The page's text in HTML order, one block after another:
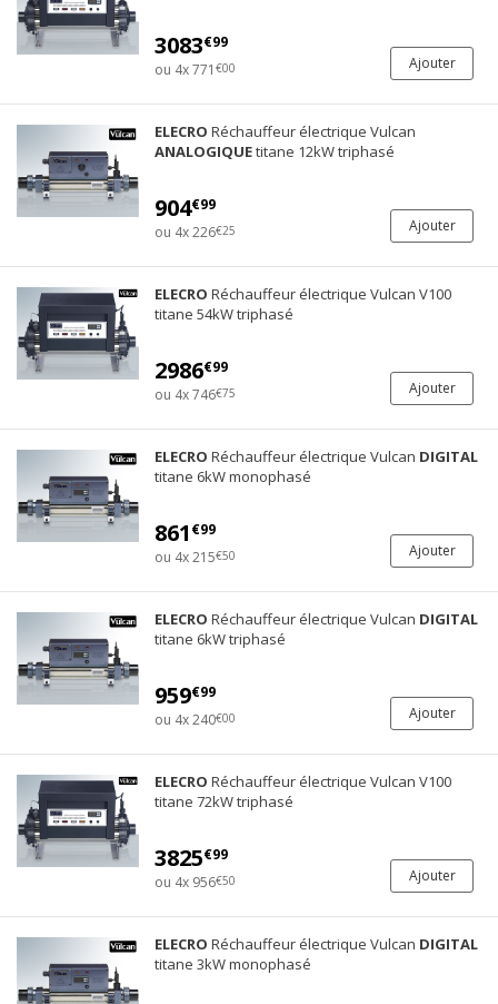
3083€99
ou 4x 771 €00 Ajouter
ELECRO Réchauffeur électrique Vulcan
ANALOGIQUEtitane 12kW triphasé
904€99
ou 4x 226€25 Ajouter
ELECRO Réchauffeur électrique Vulcan V100
titane 54kW triphasé
2986€99
ou 4x 746€75 Ajouter
ELECRO Réchauffeur électrique Vulcan DIGITAL
titane 6kW monophasé
861 €99
ou 4x 215€50 Ajouter
ELECRO Réchauffeur électrique Vulcan DIGITAL
titane 6kW triphasé
959€99
ou 4x 240€00 Ajouter
ELECRO Réchauffeur électrique Vulcan V100
titane 72kW triphasé
3825€99
ou 4x 956€50 Ajouter
ELECRO Réchauffeur électrique Vulcan DIGITAL
titane 3kW monophasé